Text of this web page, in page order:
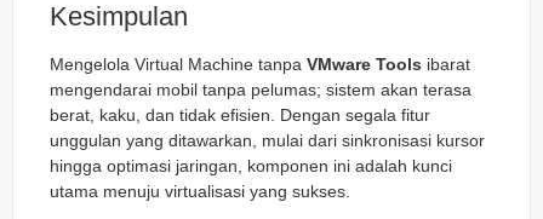
Kesimpulan
Mengelola Virtual Machine tanpa VMware Tools ibarat
mengendarai mobil tanpa pelumas; sistem akan terasa
berat, kaku, dan tidak efisien. Dengan segala fitur
unggulan yang ditawarkan, mulai dari sinkronisasi kursor
hingga optimasi jaringan, komponen ini adalah kunci
utama menuju virtualisasi yang sukses.